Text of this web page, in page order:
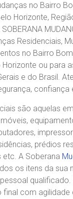
no Bairro
Horizonte,
Residenciais,
no Bairro
ou para
e do Brasil.
confiança
são aquelas
prédios
A Soberana
os itens da sua
qualificado.
final com agilidade